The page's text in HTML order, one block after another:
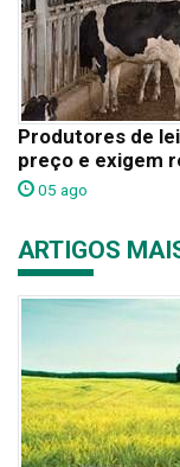
Produtores de
preço e exigem
05 ago
ARTIGOS